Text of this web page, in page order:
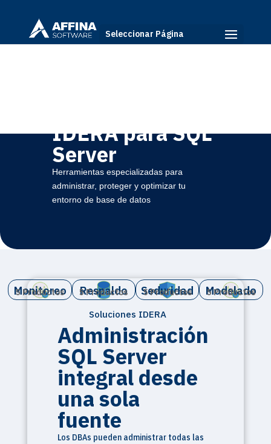
Seleccionar Página
IDERA para SQL
Server
Herramientas especializadas para
administrar, proteger y optimizar tu
entorno de base de datos
Monitoreo
5 Productos Respaldo
5 Productos Seduridad
5 Productos Modelado
5 Productos
Soluciones IDERA
Administración
SQL Server
integral desde
una sola
fuente
Los DBAs pueden administrar todas las